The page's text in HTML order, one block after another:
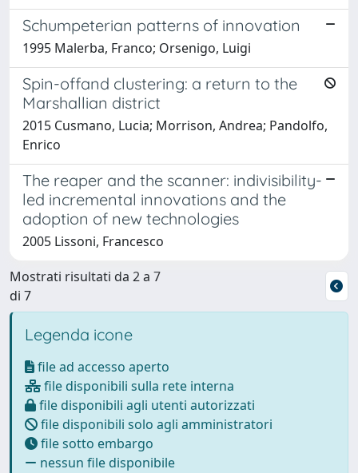
Schumpeterian patterns of innovation
1995 Malerba, Franco; Orsenigo, Luigi
Spin-offand clustering: a return to the
Marshallian district
2015 Cusmano, Lucia; Morrison, Andrea; Pandolfo,
Enrico
The reaper and the scanner: indivisibility-
led incremental innovations and the
adoption of new technologies
2005 Lissoni, Francesco
Mostrati risultati da 2 a 7
di 7
Legenda icone
file ad accesso aperto
file disponibili sulla rete interna
file disponibili agli utenti autorizzati
file disponibili solo agli amministratori
file sotto embargo
nessun file disponibile